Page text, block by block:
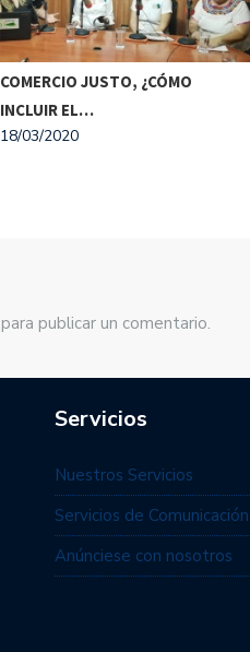
COMERCIO JUSTO, ¿CÓMO
INCLUIR EL…
18/03/2020
para publicar un comentario.
Servicios
Nuestros Servicios
Servicios de Comunicación
Anúnciese con nosotros